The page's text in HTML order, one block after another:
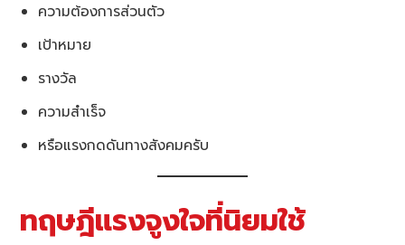
ความต้องการส่วนตัว
เป้าหมาย
รางวัล
ความสำเร็จ
หรือแรงกดดันทางสังคมครับ
ทฤษฎีแรงจูงใจที่นิยมใช้